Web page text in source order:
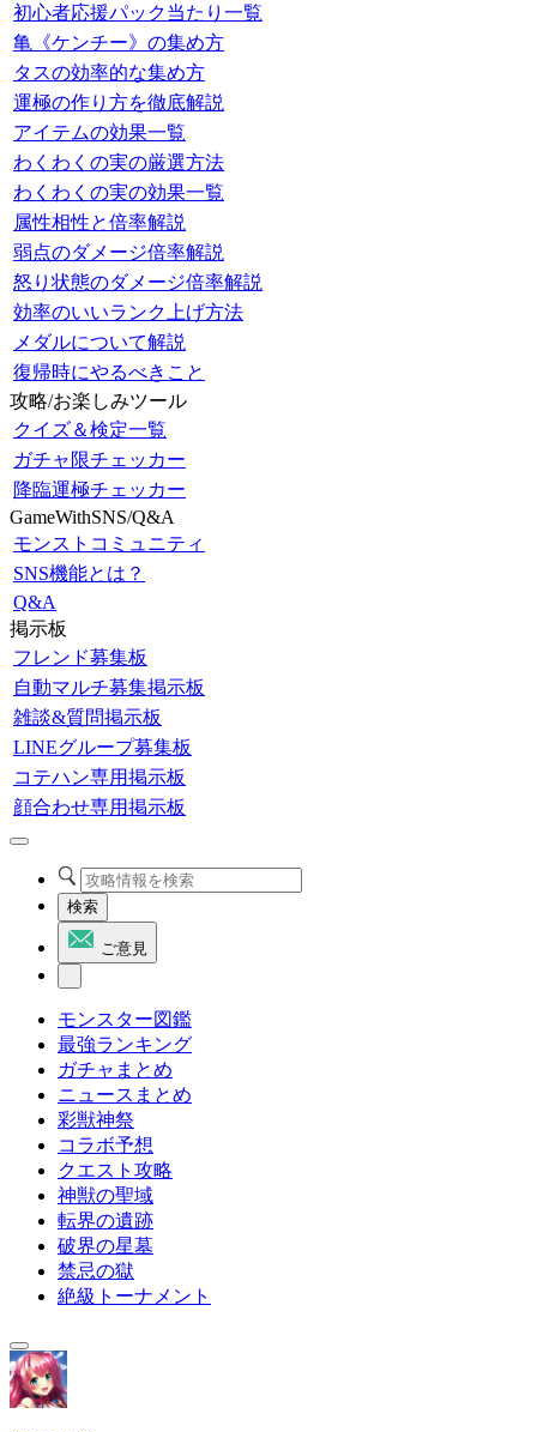
初心者応援パック当たり一覧
亀《ケンチー》の集め方
タスの効率的な集め方
運極の作り方を徹底解説
アイテムの効果一覧
わくわくの実の厳選方法
わくわくの実の効果一覧
属性相性と倍率解説
弱点のダメージ倍率解説
怒り状態のダメージ倍率解説
効率のいいランク上げ方法
メダルについて解説
復帰時にやるべきこと
攻略/お楽しみツール
クイズ＆検定一覧
ガチャ限チェッカー
降臨運極チェッカー
GameWithSNS/Q&A
モンストコミュニティ
SNS機能とは？
Q&A
掲示板
フレンド募集板
自動マルチ募集掲示板
雑談&質問掲示板
LINEグループ募集板
コテハン専用掲示板
顔合わせ専用掲示板
検索
ご意見
モンスター図鑑
最強ランキング
ガチャまとめ
ニュースまとめ
彩獣神祭
コラボ予想
クエスト攻略
神獣の聖域
転界の遺跡
破界の星墓
禁忌の獄
絶級トーナメント